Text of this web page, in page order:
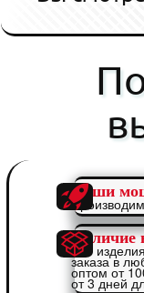
Наши
Наличие
Все
заказа в
оптом от
от 3 дней